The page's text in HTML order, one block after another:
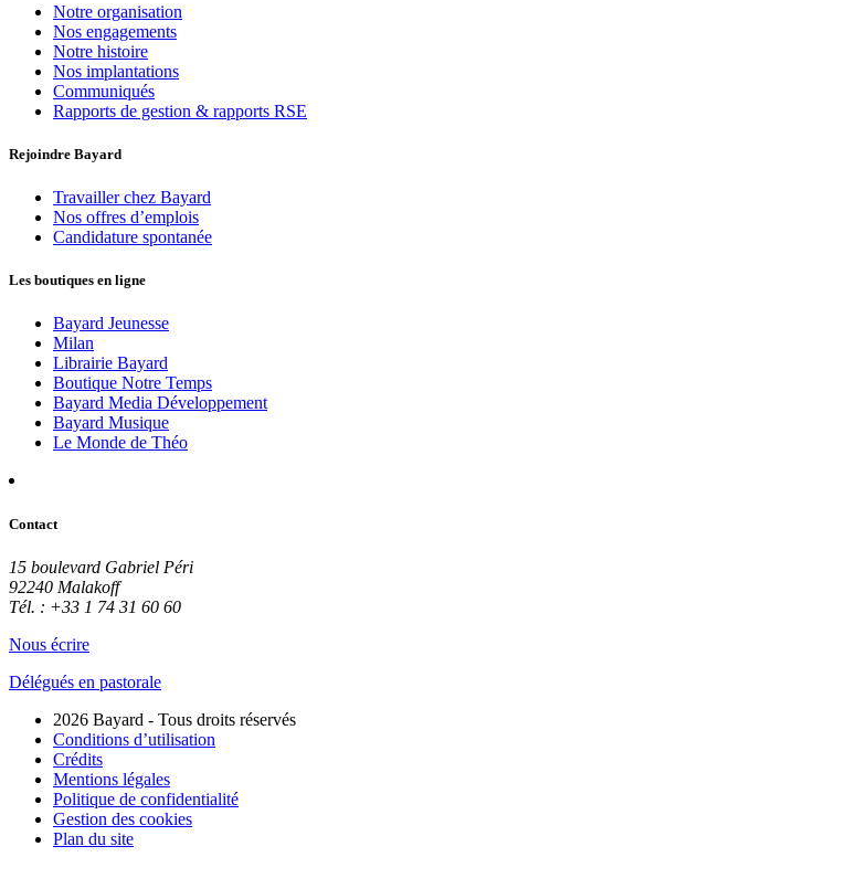
Notre organisation
Nos engagements
Notre histoire
Nos implantations
Communiqués
Rapports de gestion & rapports RSE
Rejoindre Bayard
Travailler chez Bayard
Nos offres d’emplois
Candidature spontanée
Les boutiques en ligne
Bayard Jeunesse
Milan
Librairie Bayard
Boutique Notre Temps
Bayard Media Développement
Bayard Musique
Le Monde de Théo
Contact
15 boulevard Gabriel Péri
92240 Malakoff
Tél. : +33 1 74 31 60 60
Nous écrire
Délégués en pastorale
2026 Bayard - Tous droits réservés
Conditions d’utilisation
Crédits
Mentions légales
Politique de confidentialité
Gestion des cookies
Plan du site